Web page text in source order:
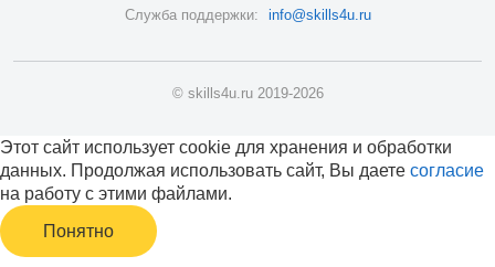
Служба поддержки: info@skills4u.ru
© skills4u.ru 2019-2026
Этот сайт использует cookie для хранения и обработки
данных. Продолжая использовать сайт, Вы даете согласие
на работу с этими файлами.
Понятно